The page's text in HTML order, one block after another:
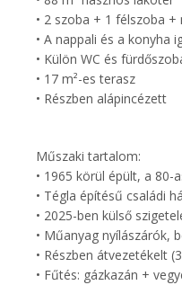
• 2 szoba + 1 félszoba +
• A nappali és a konyha
• Külön WC és
• 17 m²-es terasz
• Részben alápincézett
Műszaki tartalom:
• 1965 körül épült, a 80-
• Tégla építésű családi
• 2025-ben külső
• Műanyag nyílászárók,
• Részben átvezetékelt
• Fűtés: gázkazán +